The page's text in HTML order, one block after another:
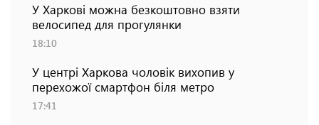
У Харкові можна безкоштовно взяти
велосипед для прогулянки
18:10
У центрі Харкова чоловік вихопив у
перехожої смартфон біля метро
17:41